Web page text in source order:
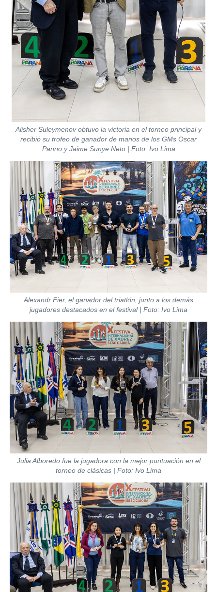
Alisher Suleymenov obtuvo la victoria en el torneo principal y
recibió su trofeo de ganador de manos de los GMs Oscar
Panno y Jaime Sunye Neto | Foto: Ivo Lima
Alexandr Fier, el ganador del triatlón, junto a los demás
jugadores destacados en el festival | Foto: Ivo Lima
Julia Alboredo fue la jugadora con la mejor puntuación en el
torneo de clásicas | Foto: Ivo Lima